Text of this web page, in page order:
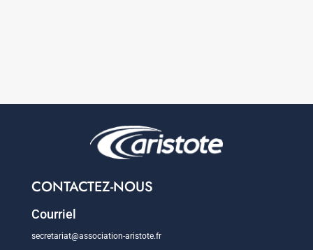
CONTACTEZ-NOUS
Courriel
secretariat@association-aristote.fr